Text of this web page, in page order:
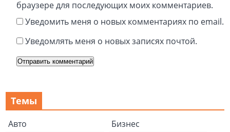
браузере для последующих моих комментариев.
Уведомить меня о новых комментариях по email.
Уведомлять меня о новых записях почтой.
Темы
Авто
Бизнес